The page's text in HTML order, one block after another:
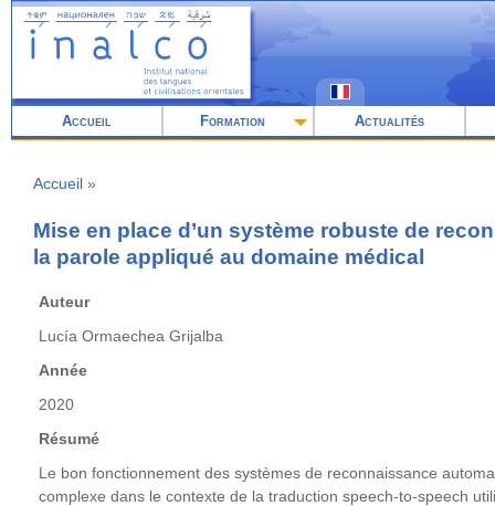
Aller
contenu
Accueil Formation Actualités
d'Ariane
Accueil
Mise en place d’un système robuste de
la parole appliqué au domaine médical
Auteur
Lucía Ormaechea Grijalba
Année
2020
Résumé
Le bon fonctionnement des systèmes de reconnaissance
complexe dans le contexte de la traduction speech-to-speech